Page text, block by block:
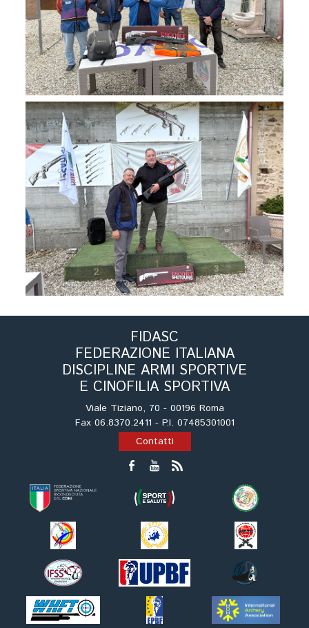
FIDASC
FEDERAZIONE ITALIANA
DISCIPLINE ARMI SPORTIVE
E CINOFILIA SPORTIVA
Viale Tiziano, 70 - 00196 Roma
Fax 06.8370.2411 - P.I. 07485301001
Contatti